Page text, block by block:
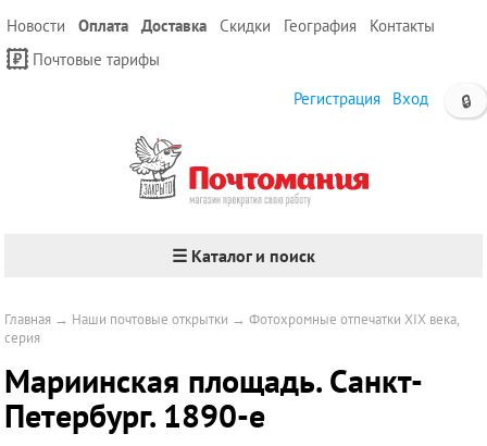
Новости Оплата Доставка Скидки География
Контакты
Почтовые тарифы
🔒
Регистрация Вход
☰ Каталог и поиск
Главная → Наши почтовые открытки →Фотохромные отпечатки XIX века,
серия
Мариинская площадь. Санкт-
Петербург. 1890-е